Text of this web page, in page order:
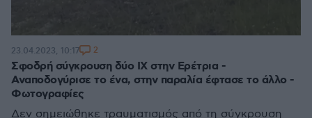
Σφοδρή σύγκρουση δύο ΙΧ στην Ερέτρια -
Αναποδογύρισε το ένα, στην παραλία έφτασε το άλλο -
Φωτογραφίες
Δεν σημειώθηκε τραυματισμός από τη σύγκρουση
23.04.2023, 10:17 2